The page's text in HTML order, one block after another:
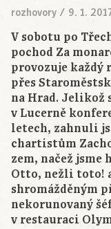
rozhovory / 9. 1.
V sobotu po
pochod Za
provozuje každý
přes
na Hrad. Jelikož
v Lucerně
letech, zahnuli
chartistům
zem, načež
Otto, nežli toto!
shromážděným
nekorunovaný
v restauraci